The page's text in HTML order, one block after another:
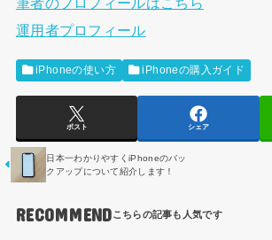
運用者プロフィール
iPhoneの使い方 iPhoneの購入ガイド
ポスト シェア
日本一わかりやすくiPhoneのバッ
クアップについて紹介します！
RECOMMEND